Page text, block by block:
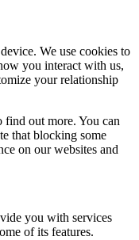
We use cookies to
you interact with us,
your relationship
find out more. You can
that blocking some
on our websites and
you with services
of its features.